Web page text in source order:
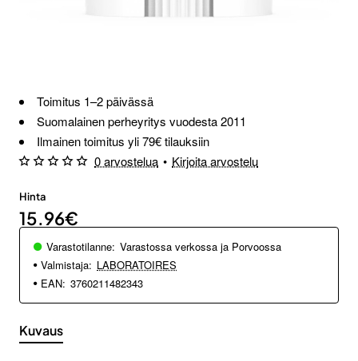
Toimitus 1–2 päivässä
Suomalainen perheyritys vuodesta 2011
Ilmainen toimitus yli 79€ tilauksiin
0 arvostelua • Kirjoita arvostelu
Hinta
15.96€
Varastotilanne: Varastossa verkossa ja Porvoossa
Valmistaja: LABORATOIRES
EAN: 3760211482343
Kuvaus